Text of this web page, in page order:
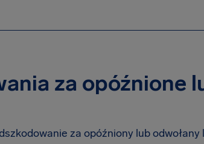
za opóźnione
za opóźniony lub odwołany